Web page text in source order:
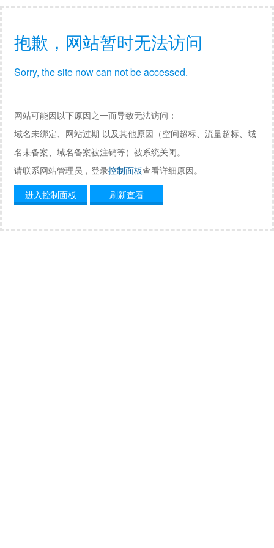
抱歉，网站暂时无法访问
Sorry, the site now can not be accessed.
网站可能因以下原因之一而导致无法访问：
域名未绑定、网站过期 以及其他原因（空间超标、流量超标、域
名未备案、域名备案被注销等）被系统关闭。
请联系网站管理员，登录控制面板查看详细原因。
进入控制面板
刷新查看